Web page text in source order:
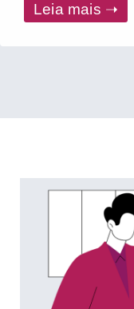
Leia mais ➝